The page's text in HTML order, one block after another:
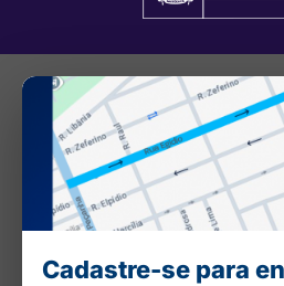
Cadastre-se para